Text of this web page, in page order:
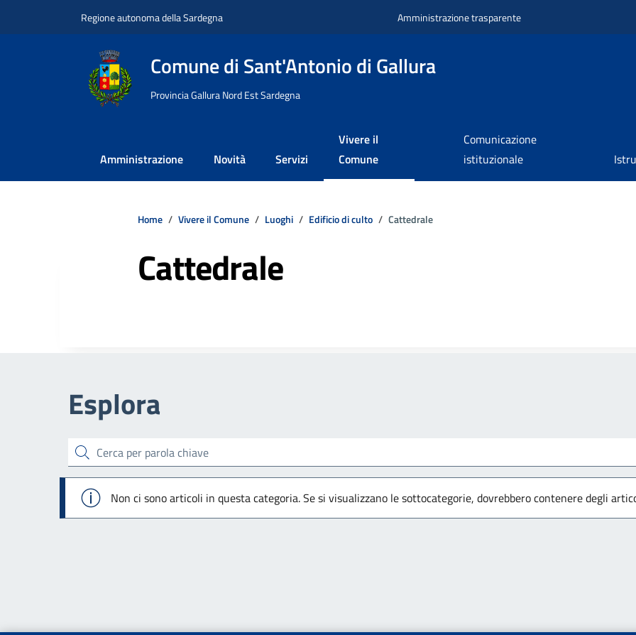
Regione autonoma della Sardegna Amministrazione trasparente
Comune di Sant'Antonio di Gallura
Provincia Gallura Nord Est Sardegna
Amministrazione Novità Servizi
Vivere il
Comune
Comunicazione
istituzionale
Home Vivere il Comune Luoghi Edificio di culto Cattedrale
Cattedrale
Esplora
cerca
Info
Non ci sono articoli in questa categoria. Se si visualizzano le sottocategorie, dovrebbero contenere degli